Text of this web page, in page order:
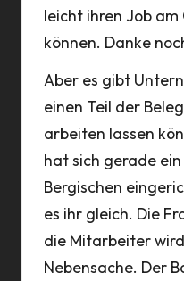
leicht ihren Job
können. Danke
Aber es gibt
einen Teil der
arbeiten lassen
hat sich gerade ein
Bergischen
es ihr gleich. Die
die Mitarbeiter
Nebensache. Der